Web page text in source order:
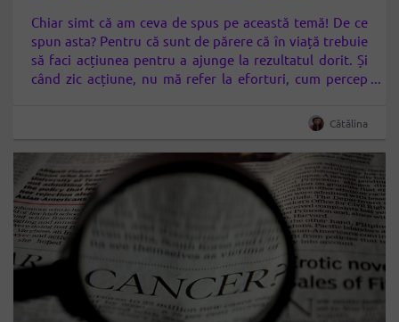
Chiar simt că am ceva de spus pe această temă! De ce
spun asta? Pentru că sunt de părere că în viață trebuie
să faci acțiunea pentru a ajunge la rezultatul dorit. Și
când zic acțiune, nu mă refer la eforturi, cum percep
Cătălina